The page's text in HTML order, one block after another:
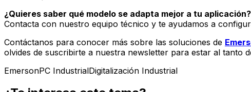
¿Quieres saber qué modelo se adapta mejor a tu aplicación?
Contacta con nuestro equipo técnico y te ayudamos a
Contáctanos para conocer más sobre las soluciones de
olvides de suscribirte a nuestra newsletter para estar al tanto
EmersonPC IndustrialDigitalización Industrial